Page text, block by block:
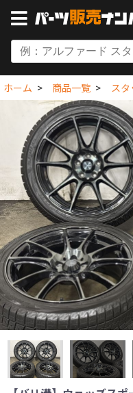
ホーム 商品一覧 ス